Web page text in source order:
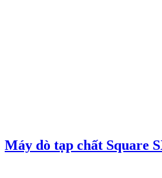
Máy dò tạp chất Square